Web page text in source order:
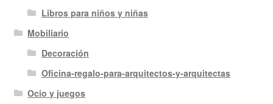
Libros para niños y niñas
Mobiliario
Decoración
Oficina-regalo-para-arquitectos-y-arquitectas
Ocio y juegos